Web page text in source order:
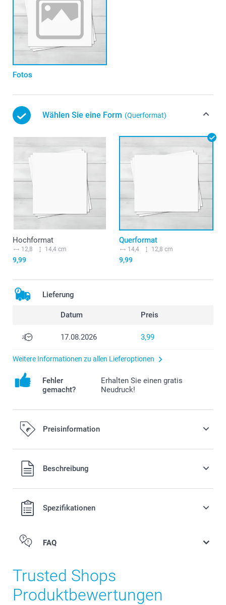
Fotos
Wählen Sie eine Form (Querformat)
Hochformat
12,8 14,4 cm
9,99
Querformat
14,4 12,8 cm
9,99
Lieferung
Datum Preis
17.08.2026 3,99
Weitere Informationen zu allen Lieferoptionen
Fehler
gemacht?
Erhalten Sie einen gratis
Neudruck!
Preisinformation
Alle Preise verstehen sich in EURO (€) inkl. MwSt. und zzgl.
Versandkosten.Beschreibung
Spezifikationen
FAQ
Trusted Shops
Produktbewertungen